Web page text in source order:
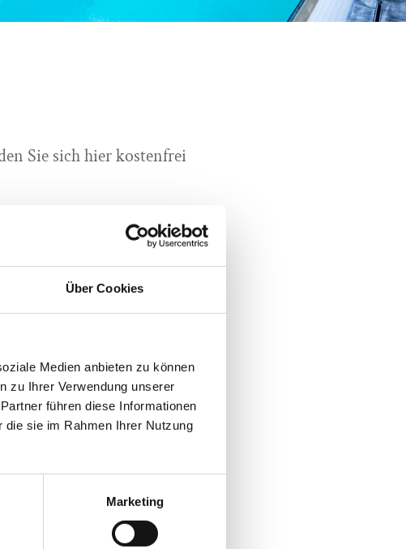
Über Cookies
Medien anbieten zu können
zu Ihrer Verwendung unserer
führen diese Informationen
die sie im Rahmen Ihrer Nutzung
Marketing
Sie sich hier kostenfrei
für Newsletter-
PDF